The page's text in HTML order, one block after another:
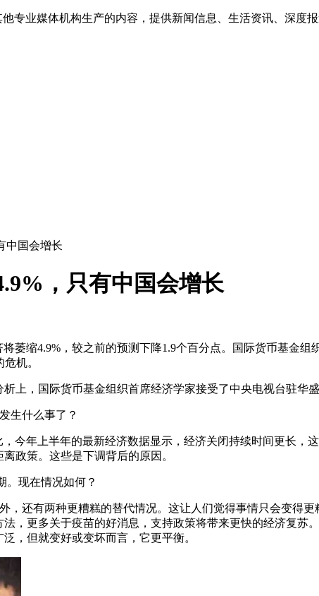
专业媒体机构生产的内容，提供新闻信息、生活资讯、深度
中国会增长
，只有中国会增长
萎缩4.9%，较之前的预测下降1.9个百分点。国际货币基金
机。
上，国际货币基金组织首席经济学家接受了中央电视台驻华盛
生什么事了？
今年上半年的最新经济数据显示，经济关闭持续时间更长，
政策。这些是下调背后的原因。
。现在情况如何？
还有两种更糟糕的替代情况。这让人们觉得事情只会变得
，更多关于疫苗的好消息，支持政策将带来更快的经济复苏
，但就变好或变坏而言，它更平衡。